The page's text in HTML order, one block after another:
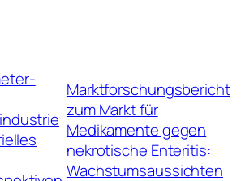
Marktforschungsbericht
zum Markt für
Medikamente gegen
nekrotische Enteritis:
Wachstumsaussichten